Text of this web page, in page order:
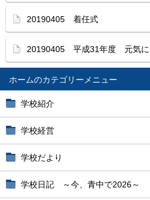
ホーム
学校紹介
学校経営
学校だより
学校日記 ～今、青中で2026～
20190405 着任式
20190405 平成31年度 元気に